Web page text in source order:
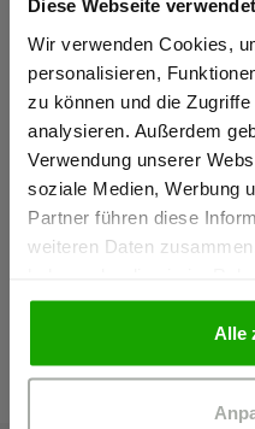
Diese Webseite
Wir verwenden Cookies,
personalisieren,
zu können und die
analysieren. Außerdem
Verwendung unserer
soziale Medien, Werbung
Partner führen diese
weiteren Daten
gesammelt haben.
Alle
Ich bestätige, dass ich
Preise